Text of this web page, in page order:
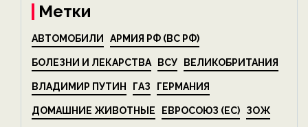
Метки
АВТОМОБИЛИ АРМИЯ РФ (ВС РФ)
БОЛЕЗНИ И ЛЕКАРСТВА ВСУ ВЕЛИКОБРИТАНИЯ
ВЛАДИМИР ПУТИН ГАЗ ГЕРМАНИЯ
ДОМАШНИЕ ЖИВОТНЫЕ ЕВРОСОЮЗ (ЕС) ЗОЖ